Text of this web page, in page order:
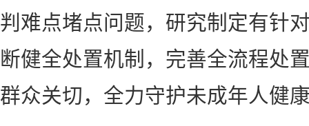
判难点堵点问题，研究制定有针
断健全处置机制，完善全流程处
群众关切，全力守护未成年人健